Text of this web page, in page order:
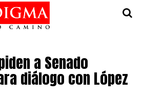
a Senado
diálogo con López